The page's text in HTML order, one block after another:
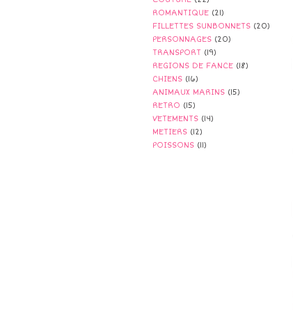
ROMANTIQUE (21)
FILLETTES SUNBONNETS (20)
PERSONNAGES (20)
TRANSPORT (19)
REGIONS DE FANCE (18)
CHIENS (16)
ANIMAUX MARINS (15)
RETRO (15)
VETEMENTS (14)
METIERS (12)
POISSONS (11)